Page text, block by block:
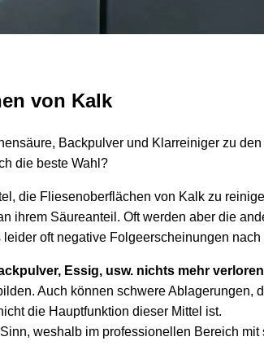
von Kalk
Backpulver und Klarreiniger zu
die beste Wahl?
die Fliesenoberflächen von Kalk zu
ihrem Säureanteil. Oft werden aber die
oft negative Folgeerscheinungen
Essig, usw. nichts mehr verloren
Auch können schwere Ablagerungen,
die Hauptfunktion dieser Mittel ist.
weshalb im professionellen Bereich